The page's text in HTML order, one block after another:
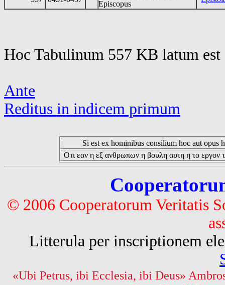
Episcopus
Hoc Tabulinum 557 KB latum
Ante
Reditus in indicem primum
Si est ex hominibus consilium hoc aut opus
Οτι εαν η εξ ανθρωπων η βουλη αυτη η το εργον
© 2006 Cooperatorum Veritatis
Litterula per inscriptionem
«Ubi Petrus, ibi Ecclesia, ibi Deus»